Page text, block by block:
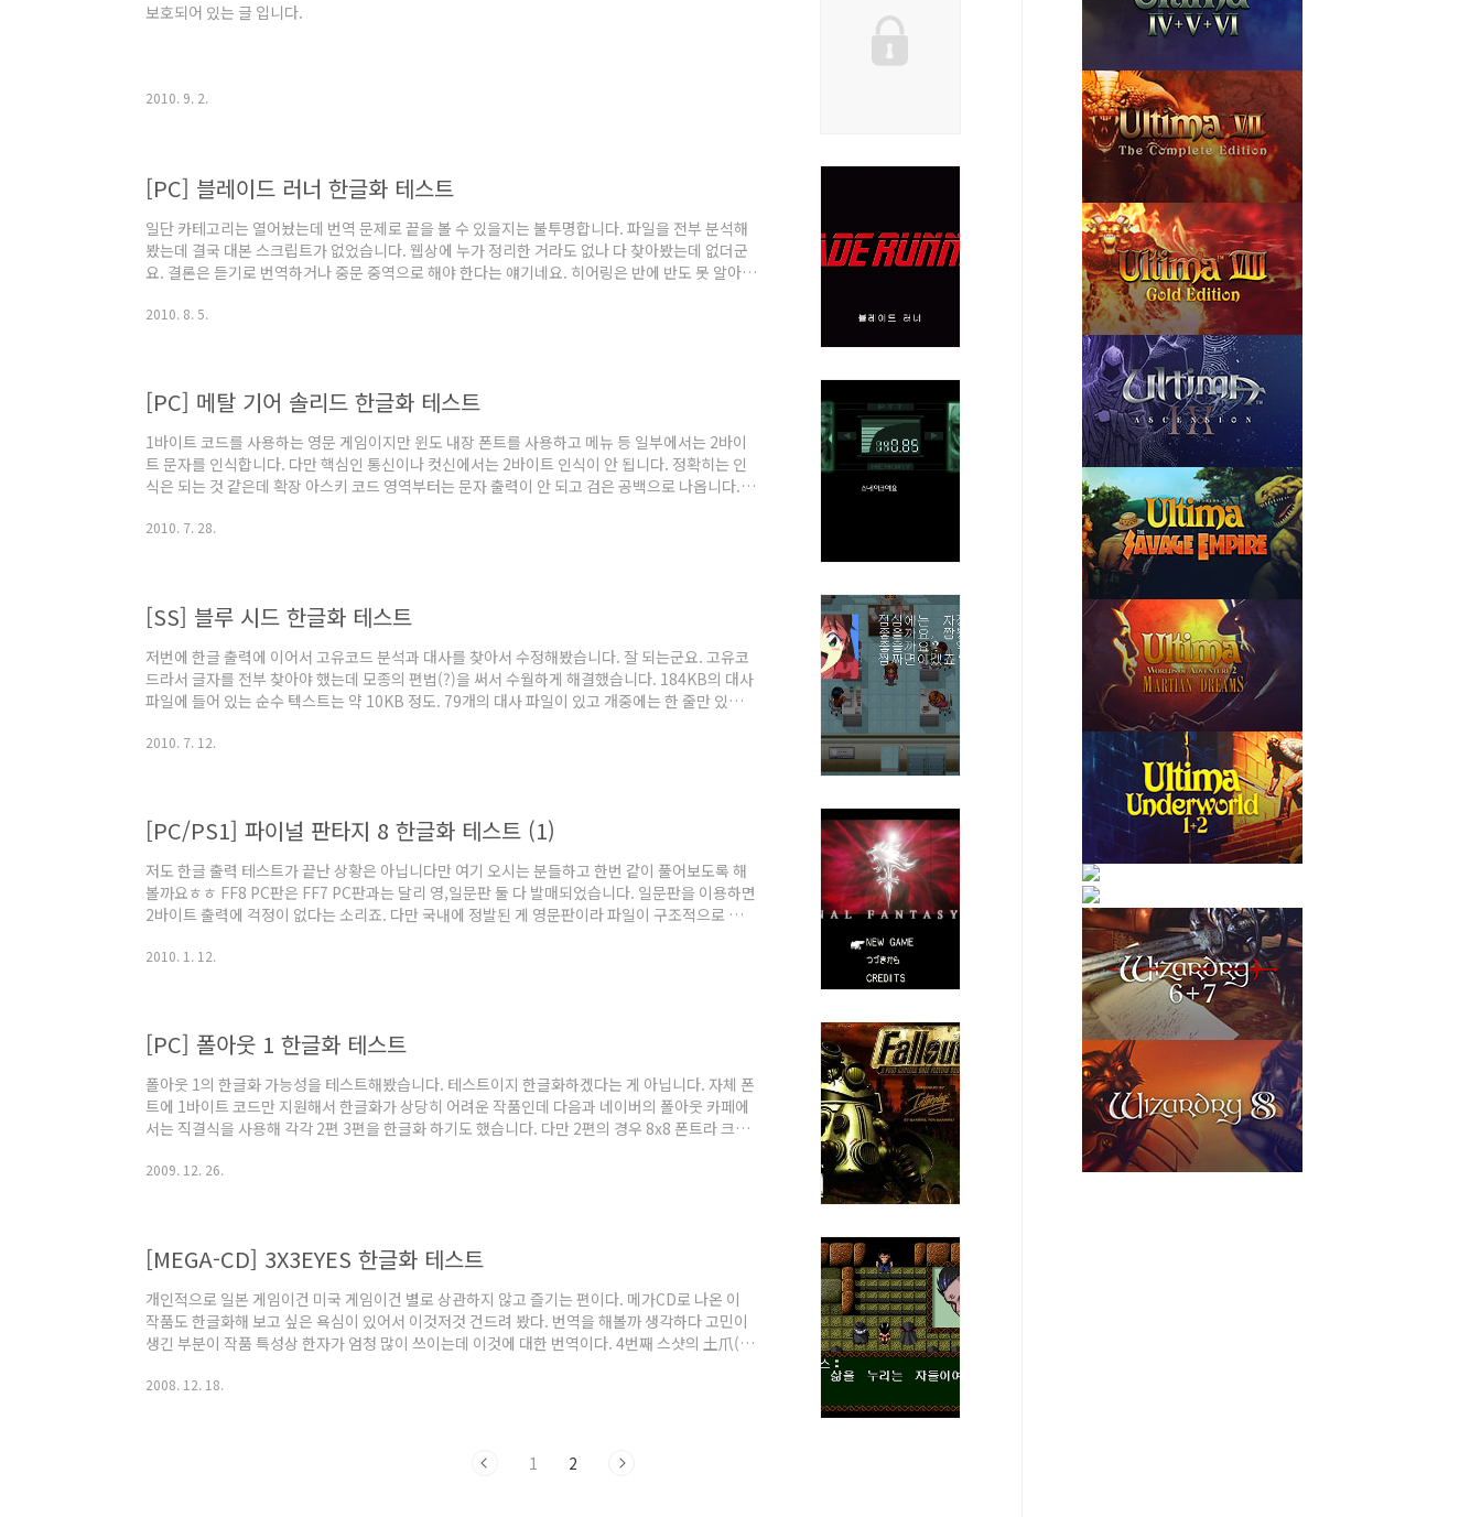
보호되어 있는 글 입니다.
2010. 9. 2.
[PC] 블레이드 러너 한글화 테스트
일단 카테고리는 열어놨는데 번역 문제로 끝을 볼 수 있을지는 불투명합니다. 파일을 전부 분석해
봤는데 결국 대본 스크립트가 없었습니다. 웹상에 누가 정리한 거라도 없나 다 찾아봤는데 없더군
요. 결론은 듣기로 번역하거나 중문 중역으로 해야 한다는 얘기네요. 히어링은 반에 반도 못 알아듣
가 나오는군요... 그러니 영어를 히어링으로 해석 가능하신 분이나 중국어 해석 가능하신 분 모십니
2010. 8. 5.
[PC] 메탈 기어 솔리드 한글화 테스트
1바이트 코드를 사용하는 영문 게임이지만 윈도 내장 폰트를 사용하고 메뉴 등 일부에서는 2바이
트 문자를 인식합니다. 다만 핵심인 통신이나 컷신에서는 2바이트 인식이 안 됩니다. 정확히는 인
식은 되는 것 같은데 확장 아스키 코드 영역부터는 문자 출력이 안 되고 검은 공백으로 나옵니다.
는 폰트는 Arial이고 이걸 실행 파일에서 수정해 주면 됩니다. (실행 파일은 세이프 디스크 1.x입니
2010. 7. 28.
[SS] 블루 시드 한글화 테스트
저번에 한글 출력에 이어서 고유코드 분석과 대사를 찾아서 수정해봤습니다. 잘 되는군요. 고유코
드라서 글자를 전부 찾아야 했는데 모종의 편법(?)을 써서 수월하게 해결했습니다. 184KB의 대사
파일에 들어 있는 순수 텍스트는 약 10KB 정도. 79개의 대사 파일이 있고 개중에는 한 줄만 있는
있는데 포인터 분석은 아직 안 했고 한국어로 바꾸면 글자수가 달라져 글자 출력 속도 때문에 음성
2010. 7. 12.
[PC/PS1] 파이널 판타지 8 한글화 테스트 (1)
저도 한글 출력 테스트가 끝난 상황은 아닙니다만 여기 오시는 분들하고 한번 같이 풀어보도록 해
볼까요ㅎㅎ FF8 PC판은 FF7 PC판과는 달리 영,일문판 둘 다 발매되었습니다. 일문판을 이용하면
2바이트 출력에 걱정이 없다는 소리죠. 다만 국내에 정발된 게 영문판이라 파일이 구조적으로 다른
같네요. 이 문제는 다음에 기술하도록 하고 일문판을 기준으로 설명하겠습니다. 우선 파판 시리즈
2010. 1. 12.
[PC] 폴아웃 1 한글화 테스트
폴아웃 1의 한글화 가능성을 테스트해봤습니다. 테스트이지 한글화하겠다는 게 아닙니다. 자체 폰
트에 1바이트 코드만 지원해서 한글화가 상당히 어려운 작품인데 다음과 네이버의 폴아웃 카페에
서는 직결식을 사용해 각각 2편 3편을 한글화 하기도 했습니다. 다만 2편의 경우 8x8 폰트라 크기
도 내장 폰트를 사용하도록 수정해서 자국어화를 했더군요. 역시 중국은 놀랍습니다. 영문과 한글
2009. 12. 26.
[MEGA-CD] 3X3EYES 한글화 테스트
개인적으로 일본 게임이건 미국 게임이건 별로 상관하지 않고 즐기는 편이다. 메가CD로 나온 이
작품도 한글화해 보고 싶은 욕심이 있어서 이것저것 건드려 봤다. 번역을 해볼까 생각하다 고민이
생긴 부분이 작품 특성상 한자가 엄청 많이 쓰이는데 이것에 대한 번역이다. 4번째 스샷의 土爪(토
번역해야 할까? '토조'?? 아님 한자 그대로 '土爪' ?? 뭐 이건 고유명사이니까 '토우챠오'라고 한다
2008. 12. 18.
1 2